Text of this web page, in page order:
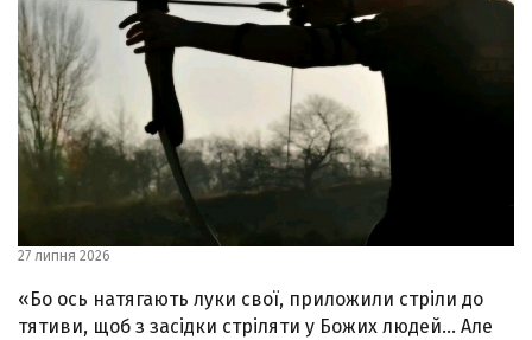
27 липня 2026
«Бо ось натягають луки свої, приложили стріли до
тятиви, щоб з засідки стріляти у Божих людей… Але